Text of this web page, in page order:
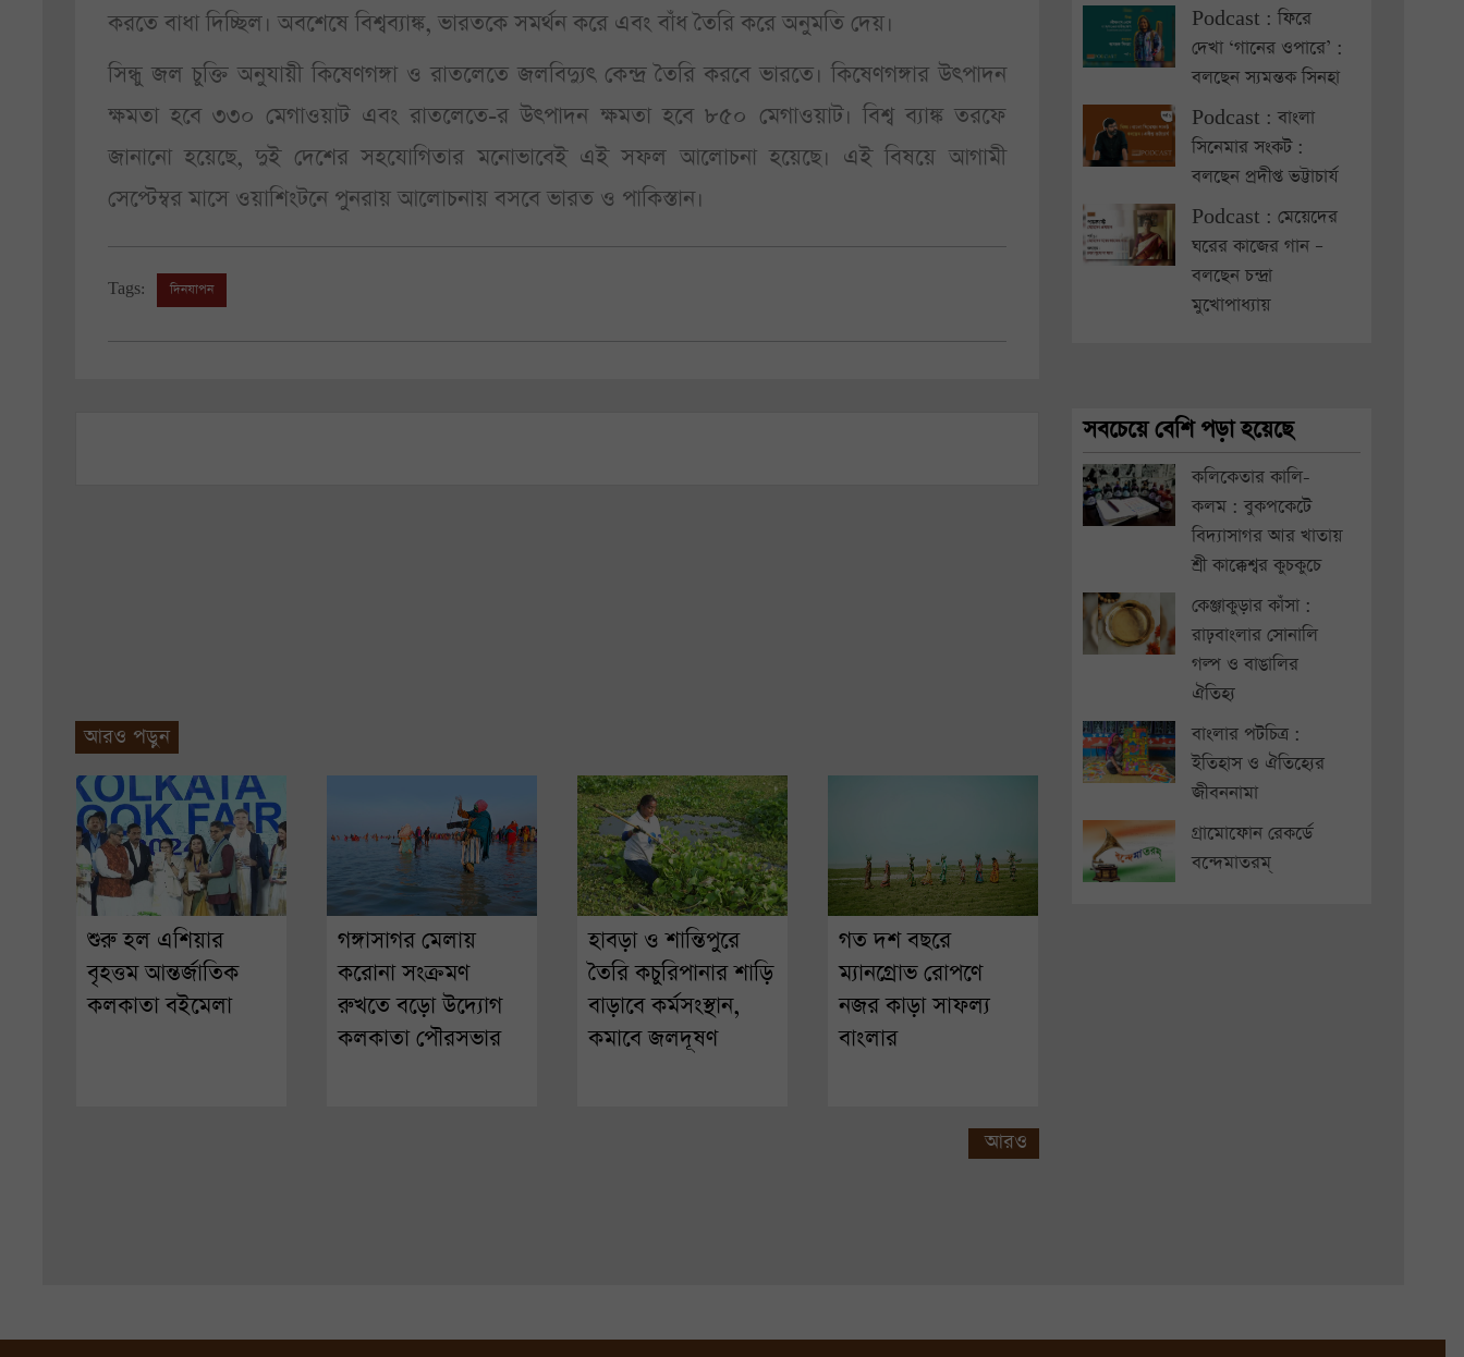
করতে বাধা দিচ্ছিল। অবশেষে বিশ্বব্যাঙ্ক, ভারতকে সমর্থন করে এবং বাঁধ তৈরি করে অনুমতি দেয়।
সিন্ধু জল চুক্তি অনুযায়ী কিষেণগঙ্গা ও রাতলেতে জলবিদ্যুৎ কেন্দ্র তৈরি করবে ভারতে। কিষেণগঙ্গার উৎপাদন
ক্ষমতা হবে ৩৩০ মেগাওয়াট এবং রাতলেতে-র উৎপাদন ক্ষমতা হবে ৮৫০ মেগাওয়াট। বিশ্ব ব্যাঙ্ক তরফে
জানানো হয়েছে, দুই দেশের সহযোগিতার মনোভাবেই এই সফল আলোচনা হয়েছে। এই বিষয়ে আগামী
সেপ্টেম্বর মাসে ওয়াশিংটনে পুনরায় আলোচনায় বসবে ভারত ও পাকিস্তান।
Tags: দিনযাপন
আরও পড়ুন
শুরু হল এশিয়ার
বৃহত্তম আন্তর্জাতিক
কলকাতা বইমেলা
গঙ্গাসাগর মেলায়
করোনা সংক্রমণ
রুখতে বড়ো উদ্যোগ
কলকাতা পৌরসভার
হাবড়া ও শান্তিপুরে
তৈরি কচুরিপানার শাড়ি
বাড়াবে কর্মসংস্থান,
কমাবে জলদূষণ
গত দশ বছরে
ম্যানগ্রোভ রোপণে
নজর কাড়া সাফল্য
বাংলার
আরও
Podcast : ফিরে
দেখা ‘গানের ওপারে’ :
বলছেন স্যমন্তক সিনহা
Podcast : বাংলা
সিনেমার সংকট :
বলছেন প্রদীপ্ত ভট্টাচার্য
Podcast : মেয়েদের
ঘরের কাজের গান –
বলছেন চন্দ্রা
মুখোপাধ্যায়
সবচেয়ে বেশি পড়া হয়েছে
কলিকেতার কালি-
কলম : বুকপকেটে
বিদ্যাসাগর আর খাতায়
শ্রী কাক্কেশ্বর কুচকুচে
কেঞ্জাকুড়ার কাঁসা :
রাঢ়বাংলার সোনালি
গল্প ও বাঙালির
ঐতিহ্য
বাংলার পটচিত্র :
ইতিহাস ও ঐতিহ্যের
জীবননামা
গ্রামোফোন রেকর্ডে
বন্দেমাতরম্